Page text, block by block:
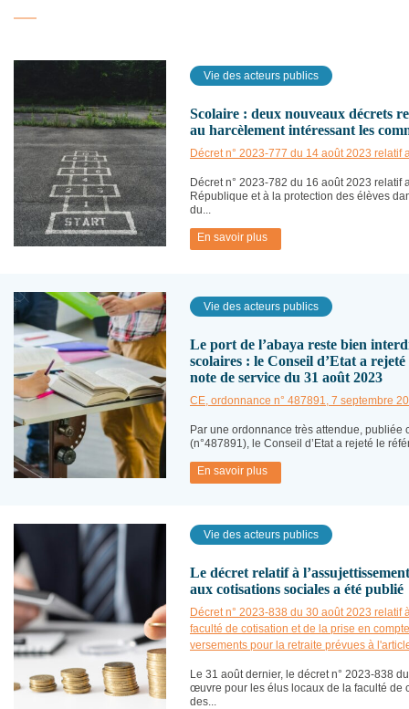
Vie des acteurs publics
Scolaire : deux nouveaux décrets
au harcèlement intéressant les
Décret n° 2023-777 du 14 août 2023 relatif
Décret n° 2023-782 du 16 août 2023 relatif
République et à la protection des élèves
du...
En savoir plus
Vie des acteurs publics
Le port de l’abaya reste bien
scolaires : le Conseil d’Etat a
note de service du 31 août 2023
CE, ordonnance n° 487891, 7 septembre
Par une ordonnance très attendue, publiée
(n°487891), le Conseil d’Etat a rejeté le
En savoir plus
Vie des acteurs publics
Le décret relatif à
aux cotisations sociales a été publié
Décret n° 2023-838 du 30 août 2023
faculté de cotisation et de la prise en
versements pour la retraite prévues à
Le 31 août dernier, le décret n° 2023-838
œuvre pour les élus locaux de la faculté de
des...